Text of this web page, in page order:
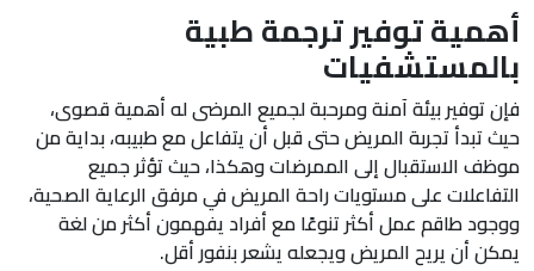
أهمية توفير ترجمة طبية
بالمستشفيات
فإن توفير بيئة آمنة ومرحبة لجميع المرضى له أهمية قصوى،
حيث تبدأ تجربة المريض حتى قبل أن يتفاعل مع طبيبه، بداية من
موظف الاستقبال إلى الممرضات وهكذا، حيث تؤثر جميع
التفاعلات على مستويات راحة المريض في مرفق الرعاية الصحية،
ووجود طاقم عمل أكثر تنوعًا مع أفراد يفهمون أكثر من لغة
يمكن أن يريح المريض ويجعله يشعر بنفور أقل.